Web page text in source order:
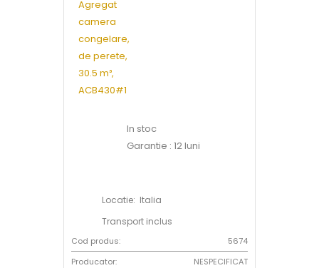
In stoc
Garantie : 12 luni
Locatie: Italia
Transport inclus
Cod produs:
5674
Producator:
NESPECIFICAT